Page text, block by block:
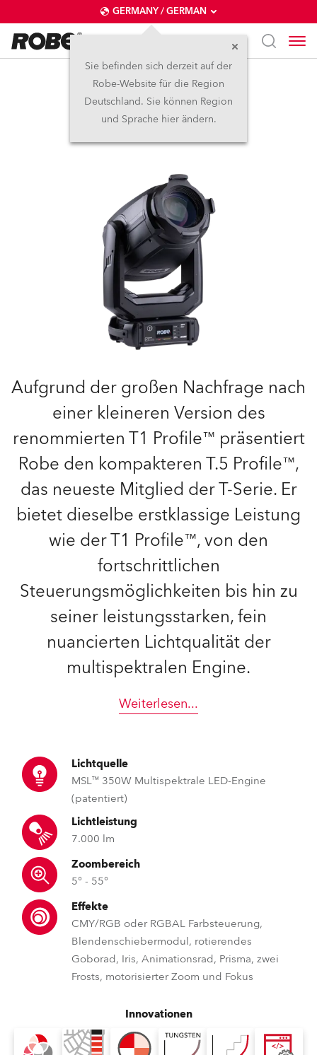
GERMANY / GERMAN
Sie befinden sich derzeit auf der
Robe-Website für die Region
Deutschland. Sie können Region
und Sprache hier ändern.
T.5 Profile™
Aufgrund der großen Nachfrage nach
einer kleineren Version des
renommierten T1 Profile™ präsentiert
Robe den kompakteren T.5 Profile™,
das neueste Mitglied der T-Serie. Er
bietet dieselbe erstklassige Leistung
wie der T1 Profile™, von den
fortschrittlichen
Steuerungsmöglichkeiten bis hin zu
seiner leistungsstarken, fein
nuancierten Lichtqualität der
multispektralen Engine.
Weiterlesen...
Lichtquelle
MSL™ 350W Multispektrale LED-Engine
(patentiert)
Lichtleistung
7.000 lm
Zoombereich
5° - 55°
Effekte
CMY/RGB oder RGBAL Farbsteuerung,
Blendenschiebermodul, rotierendes
Goborad, Iris, Animationsrad, Prisma, zwei
Frosts, motorisierter Zoom und Fokus
Innovationen